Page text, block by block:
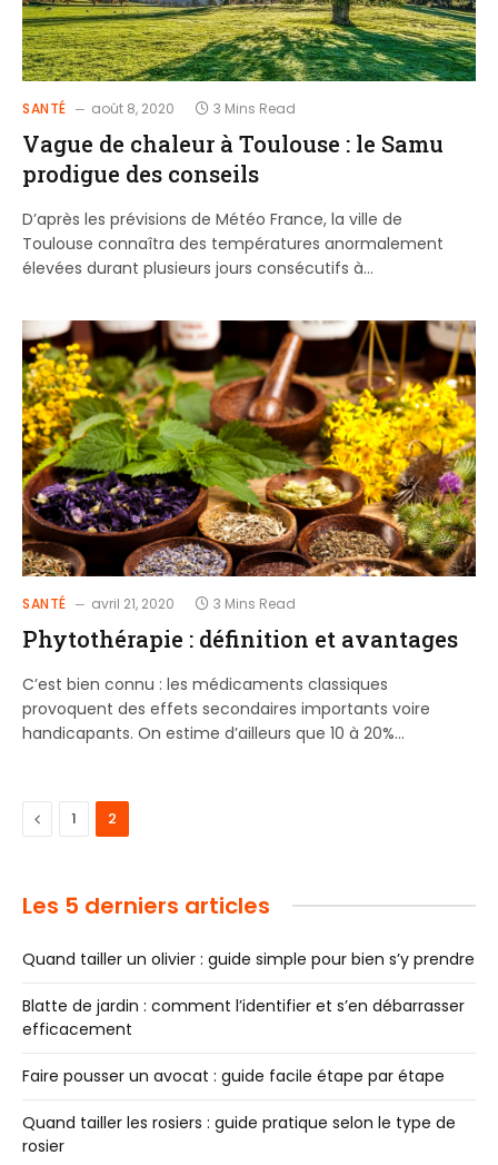
SANTÉ août 8, 2020 3 Mins Read
Vague de chaleur à Toulouse : le Samu
prodigue des conseils
D’après les prévisions de Météo France, la ville de
Toulouse connaîtra des températures anormalement
élevées durant plusieurs jours consécutifs à…
SANTÉ avril 21, 2020 3 Mins Read
Phytothérapie : définition et avantages
C’est bien connu : les médicaments classiques
provoquent des effets secondaires importants voire
handicapants. On estime d’ailleurs que 10 à 20%…
Previous
1 2
Les 5 derniers articles
Quand tailler un olivier : guide simple pour bien s’y prendre
Blatte de jardin : comment l’identifier et s’en débarrasser
efficacement
Faire pousser un avocat : guide facile étape par étape
Quand tailler les rosiers : guide pratique selon le type de
rosier